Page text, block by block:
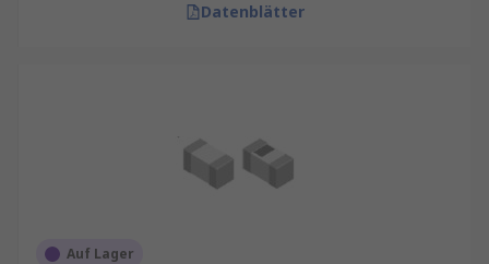
Datenblätter
Auf Lager